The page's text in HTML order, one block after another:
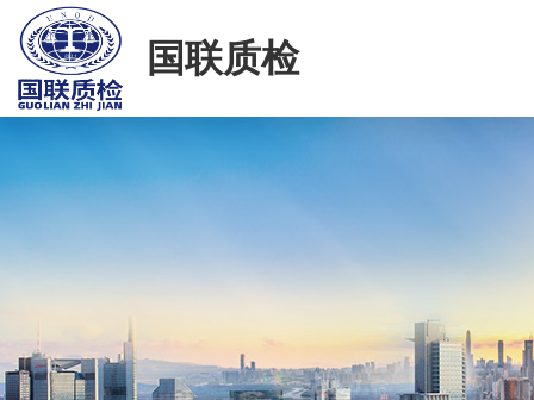
国联质检